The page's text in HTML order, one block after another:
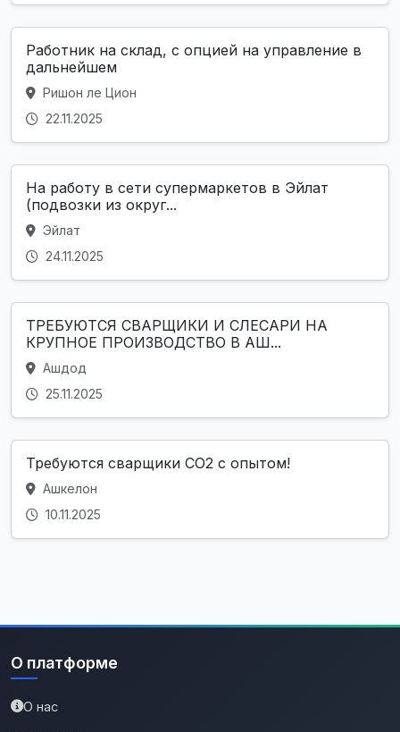
Работник на склад, с опцией на управление в
дальнейшем
Ришон ле Цион
22.11.2025
На работу в сети супермаркетов в Эйлат
(подвозки из округ...
Эйлат
24.11.2025
ТРЕБУЮТСЯ СВАРЩИКИ И СЛЕСАРИ НА
КРУПНОЕ ПРОИЗВОДСТВО В АШ...
Ашдод
25.11.2025
Требуются сварщики CO2 с опытом!
Ашкелон
10.11.2025
О платформе
О нас